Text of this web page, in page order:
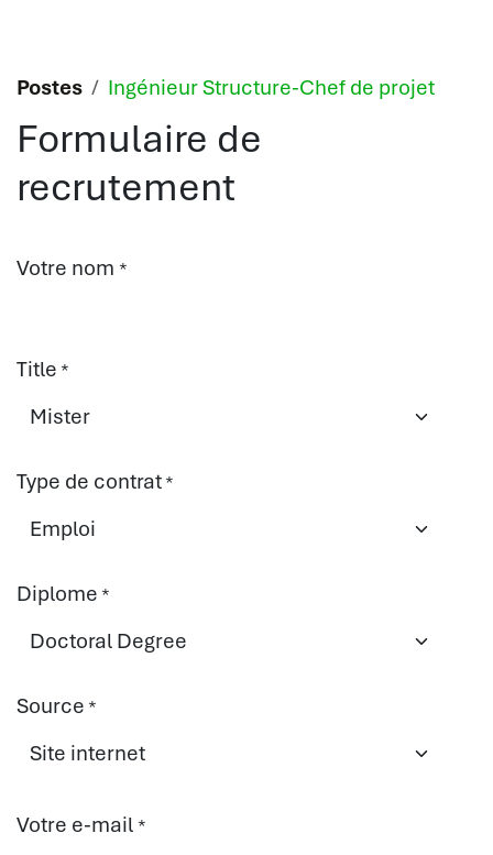
Postes Ingénieur Structure-Chef de projet
Formulaire de
recrutement
Votre nom *
Title *
Type de contrat*
Diplome *
Source *
Votre e-mail *